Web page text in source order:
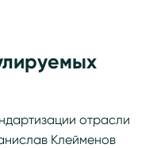
отрасли
Клейменов